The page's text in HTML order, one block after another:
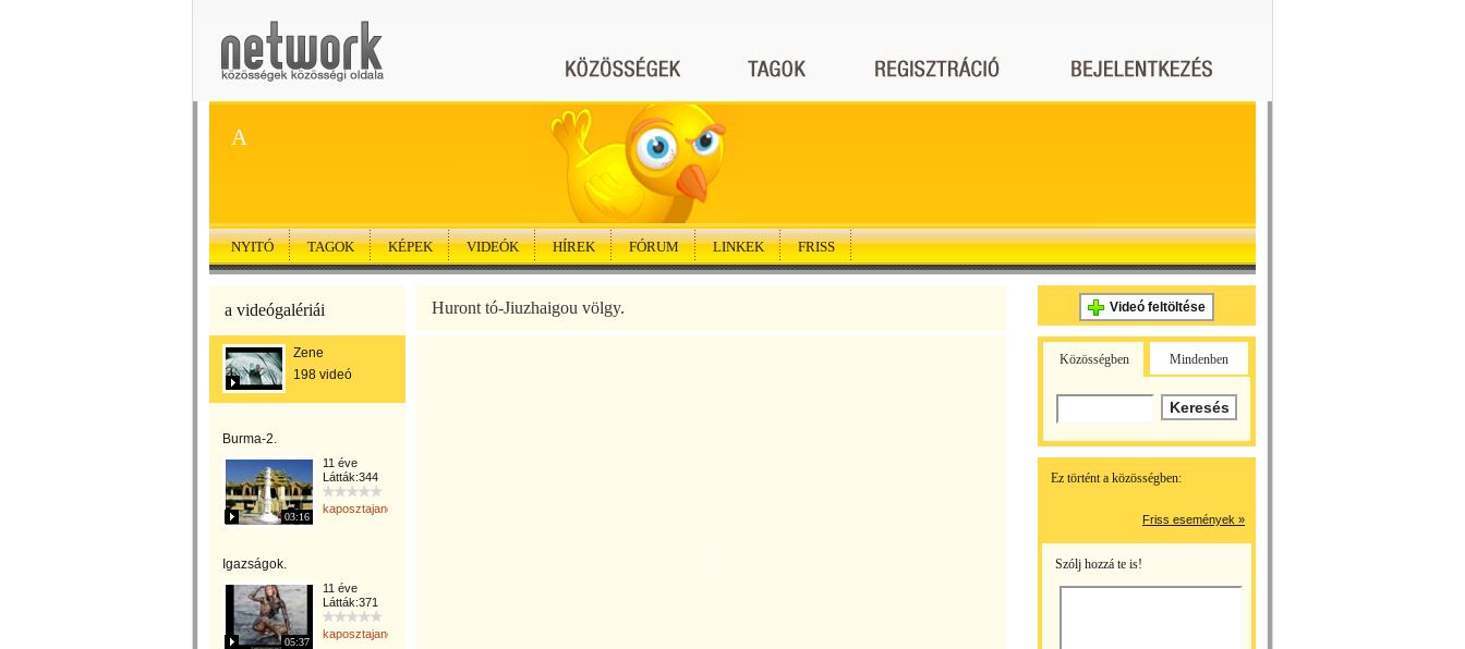
A
NYITÓ TAGOK KÉPEK VIDEÓK HÍREK FÓRUM LINKEK FRISS
a videógalériái
Zene
198 videó
Burma-2.
03:16
11 éve
Látták:344
kaposztajanos
Igazságok.
05:37
11 éve
Látták:371
kaposztajanos
Huront tó-Jiuzhaigou völgy. Videó feltöltése
Közösségben Mindenben
Ez történt a közösségben:
Friss események »
Szólj hozzá te is!